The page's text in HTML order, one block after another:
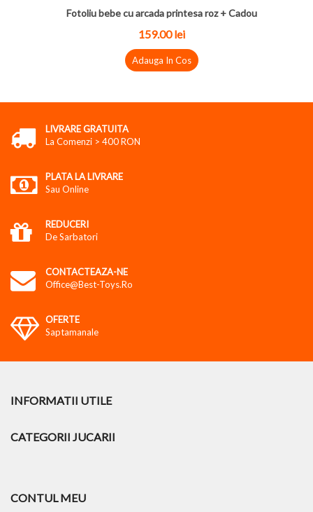
Fotoliu bebe cu arcada printesa roz + Cadou
159.00 lei
Adauga In Cos
LIVRARE GRATUITA
La Comenzi > 400 RON
PLATA LA LIVRARE
Sau Online
REDUCERI
De Sarbatori
CONTACTEAZA-NE
Office@best-Toys.ro
OFERTE
Saptamanale
INFORMATII UTILE
CATEGORII JUCARII
CONTUL MEU